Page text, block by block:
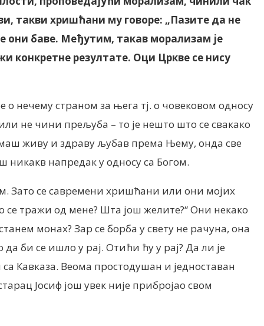
такви хришћани му говоре: „Пазите да не
они баве. Међутим, такав морализам је
конкретне резултате. Оци Цркве се нису
нечему страном за њега тј. о човековом односу
не чини прељуба – то је нешто што се свакако
живу и здраву љубав према Њему, онда све
напредак у односу са Богом.
Зато се савремени хришћани или они мојих
тражи од мене? Шта још желите?“ Они некако
монах? Зар се борба у свету не рачуна, она
би се ишло у рај. Отићи ћу у рај? Да ли је
Кавказа. Веома простодушан и једноставан
Јосиф још увек није прибројао свом